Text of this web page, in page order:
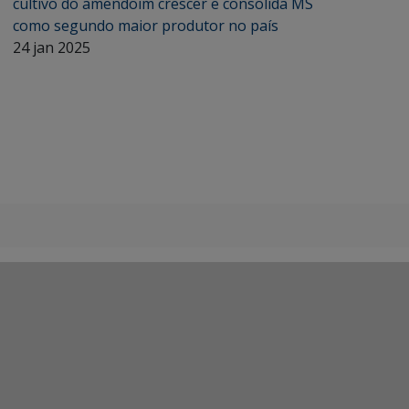
cultivo do amendoim crescer e consolida MS
como segundo maior produtor no país
24 jan 2025